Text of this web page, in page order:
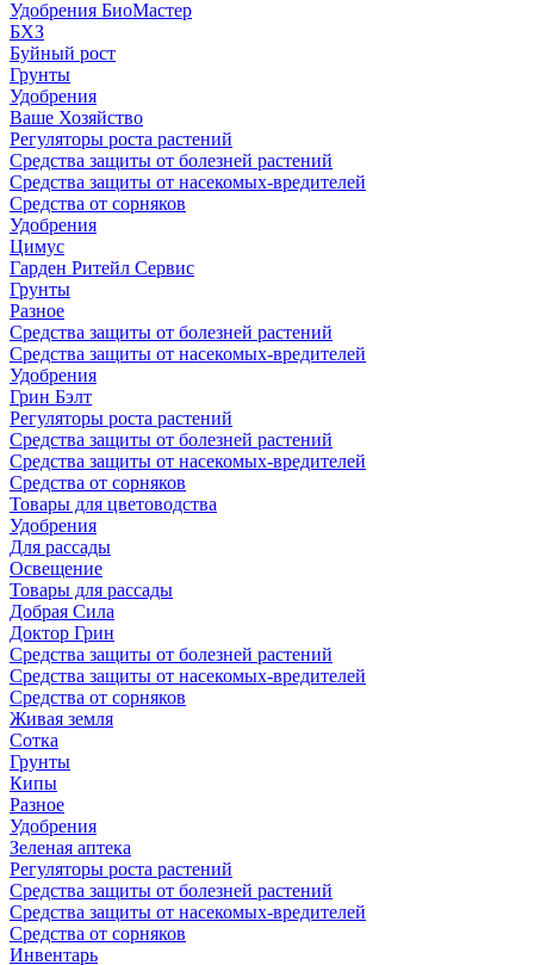
Удобрения БиоМастер
БХЗ
Буйный рост
Грунты
Удобрения
Ваше Хозяйство
Регуляторы роста растений
Средства защиты от болезней растений
Средства защиты от насекомых-вредителей
Средства от сорняков
Удобрения
Цимус
Гарден Ритейл Сервис
Грунты
Разное
Средства защиты от болезней растений
Средства защиты от насекомых-вредителей
Удобрения
Грин Бэлт
Регуляторы роста растений
Средства защиты от болезней растений
Средства защиты от насекомых-вредителей
Средства от сорняков
Товары для цветоводства
Удобрения
Для рассады
Освещение
Товары для рассады
Добрая Сила
Доктор Грин
Средства защиты от болезней растений
Средства защиты от насекомых-вредителей
Средства от сорняков
Живая земля
Сотка
Грунты
Кипы
Разное
Удобрения
Зеленая аптека
Регуляторы роста растений
Средства защиты от болезней растений
Средства защиты от насекомых-вредителей
Средства от сорняков
Инвентарь